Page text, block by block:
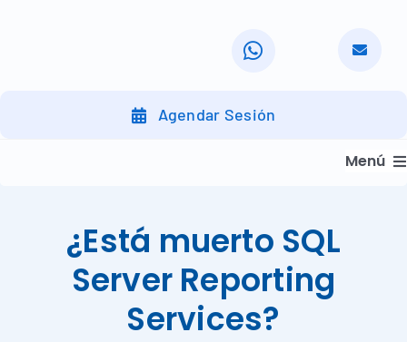
Agendar Sesión
Menú
Nuestra Organización
¿Está muerto SQL
Server Reporting
Services?